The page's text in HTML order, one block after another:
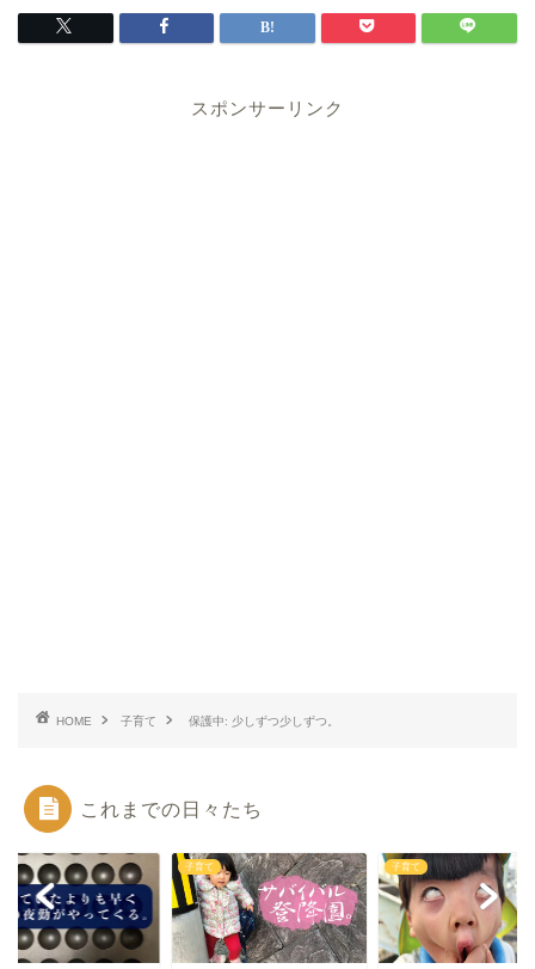
スポンサーリンク
HOME 子育て 保護中: 少しずつ少しずつ。
これまでの日々たち
子育て 子育て